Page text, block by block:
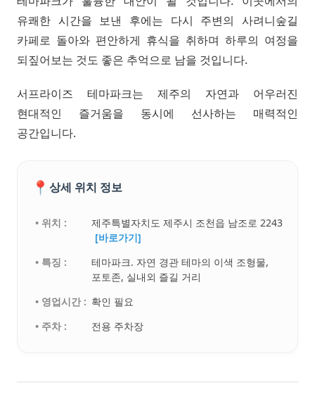
유쾌한 시간을 보낸 후에는 다시 주변의 사려니숲길
카페로 돌아와 편안하게 휴식을 취하며 하루의 여정을
되짚어보는 것도 좋은 추억으로 남을 것입니다.
서프라이즈 테마파크는 제주의 자연과 어우러진
현대적인 즐거움을 동시에 선사하는 매력적인
공간입니다.
📍 상세 위치 정보
• 위치 :
제주특별자치도 제주시 조천읍 남조로 2243
[바로가기]
• 특징 :
테마파크. 자연 경관 테마의 이색 조형물,
포토존, 실내외 즐길 거리
• 영업시간 : 확인 필요
• 주차 :
전용 주차장